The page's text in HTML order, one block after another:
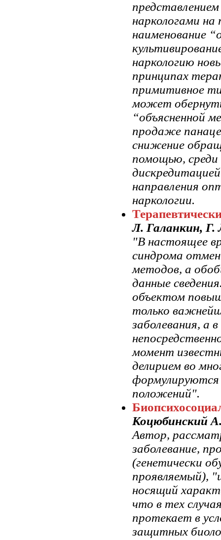
наркологами
наименование
наркологию
принципах
примитивное
может
“объясненной
продаже
снижение
помощью, среди
направления
наркологии.
Л. Галанкин, Г.
"В настоящее
синдрома
методов, а
данные
объектом
только
заболевания, а
момент
делирием во
формулируются
положений".
Коцюбинский
Автор,
заболевание,
(генетически
проявляемый),
носящий
что в тех
протекает в
защитных